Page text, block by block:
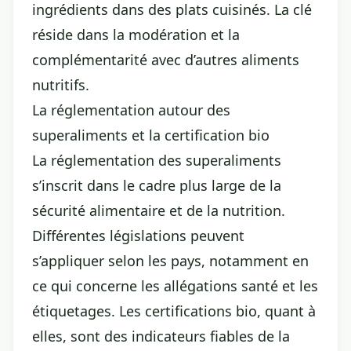
ingrédients dans des plats cuisinés. La clé
réside dans la modération et la
complémentarité avec d’autres aliments
nutritifs.
La réglementation autour des
superaliments et la certification bio
La réglementation des superaliments
s’inscrit dans le cadre plus large de la
sécurité alimentaire et de la nutrition.
Différentes législations peuvent
s’appliquer selon les pays, notamment en
ce qui concerne les allégations santé et les
étiquetages. Les certifications bio, quant à
elles, sont des indicateurs fiables de la